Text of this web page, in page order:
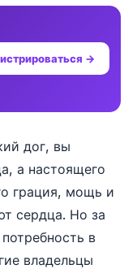
→
дог, вы
а настоящего
грация, мощь и
сердца. Но за
в
владельцы